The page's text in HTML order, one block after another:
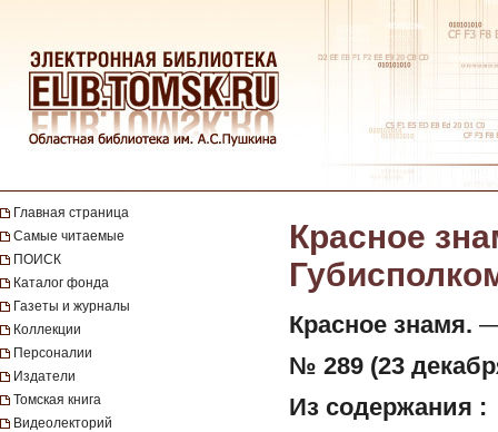
Главная страница
Самые читаемые
ПОИСК
Каталог фонда
Газеты и журналы
Коллекции
Персоналии
Издатели
Томская книга
Видеолекторий
Красное
Красное знамя. —
№ 289 (23
Из содержания :